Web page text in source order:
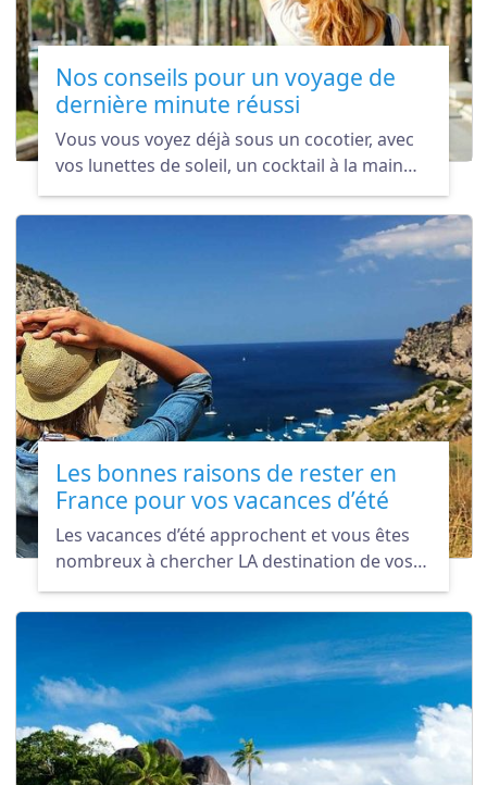
Nos conseils pour un voyage de
dernière minute réussi
Vous vous voyez déjà sous un cocotier, avec
vos lunettes de soleil, un cocktail à la main…
Le problème, c’est que les vacances arrivent à
grand pas et que vous n’avez toujours rien
préparé. Pas de panique on va vous aider !
Les bonnes raisons de rester en
France pour vos vacances d’été
Les vacances d’été approchent et vous êtes
nombreux à chercher LA destination de vos
rêves. Et si cette destination c’était la France ?